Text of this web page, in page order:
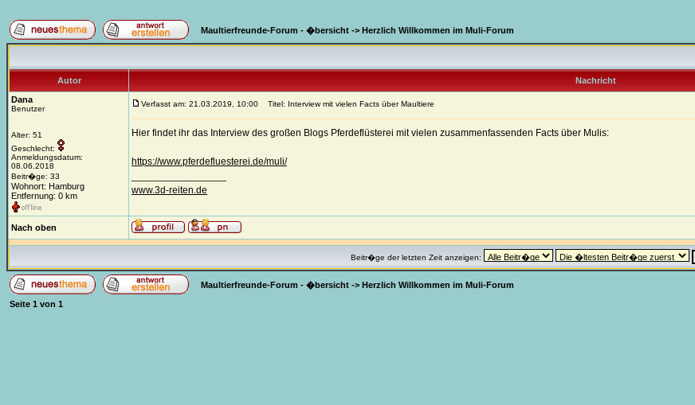
Maultierfreunde-Forum - �bersicht -> Herzlich Willkommen im Muli-Forum
Autor
Nachricht
Dana
Benutzer
Alter: 51
Geschlecht:
Anmeldungsdatum:
08.06.2018
Beitr�ge: 33
Wohnort: Hamburg
Entfernung: 0 km
Verfasst am: 21.03.2019, 10:00 Titel: Interview mit vielen Facts über Maultiere
Hier findet ihr das Interview des großen Blogs Pferdeflüsterei mit vielen zusammenfassenden Facts über Mulis:
https://www.pferdefluesterei.de/muli/
www.3d-reiten.de
Nach oben
Beitr�ge der letzten Zeit anzeigen:
Maultierfreunde-Forum - �bersicht -> Herzlich Willkommen im Muli-Forum
Seite 1 von 1